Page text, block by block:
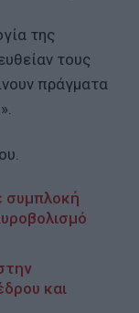
της
τους
πράγματα
συμπλοκή
και